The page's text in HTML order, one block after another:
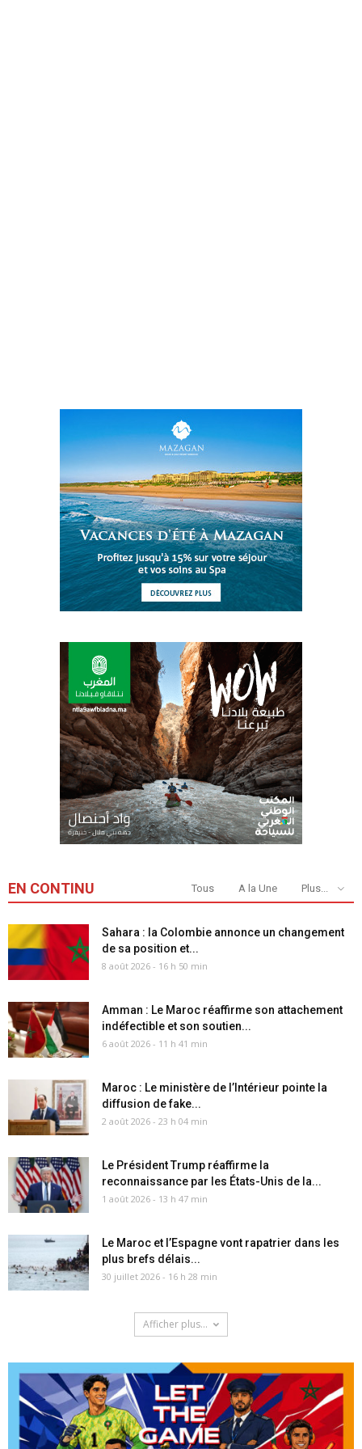
EN CONTINU Tous A la Une Plus...
Sahara : la Colombie annonce un changement
de sa position et...
8 août 2026 - 16 h 50 min
Amman : Le Maroc réaffirme son attachement
indéfectible et son soutien...
6 août 2026 - 11 h 41 min
Maroc : Le ministère de l’Intérieur pointe la
diffusion de fake...
2 août 2026 - 23 h 04 min
Le Président Trump réaffirme la
reconnaissance par les États-Unis de la...
1 août 2026 - 13 h 47 min
Le Maroc et l’Espagne vont rapatrier dans les
plus brefs délais...
30 juillet 2026 - 16 h 28 min
Afficher plus...